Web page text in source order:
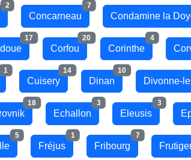
2
Concarneau
7
Condamine la
17
Corfou
20
Corinthe
4
1
Cuisery
14
Dinan
10
Divonne-
18
Echallon
3
Eleusis
3
5
Fréjus
1
Fribourg
7